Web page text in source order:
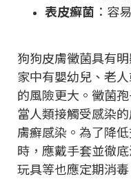
表皮癬菌 ：容
狗狗皮膚黴菌具有
家中有嬰幼兒、老
的風險更大。黴菌
當人類接觸受感染
膚癬感染。為了降
時，應戴手套並徹
玩具等也應定期消